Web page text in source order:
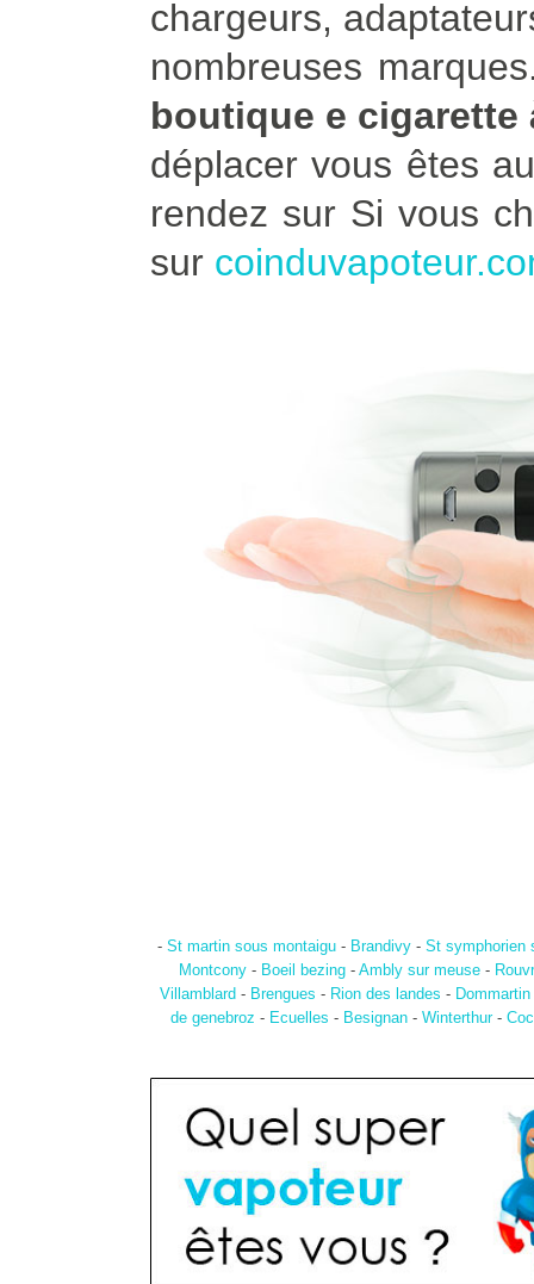
chargeurs,
nombreuses
boutique e cigarette
déplacer vous êtes
rendez sur Si vous
sur
- St martin sous montaigu - Brandivy - St symphorien
Montcony- Boeil bezing- Ambly sur meuse-
Villamblard - Brengues - Rion des landes - Dommartin
de genebroz - Ecuelles - Besignan - Winterthur-